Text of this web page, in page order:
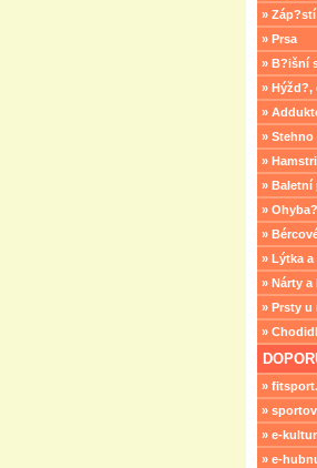
» Záp?stí
» Prsa
» B?išní
» Hýžd?,
»
»
»
» Baletní
»
»
» Lýtka
» Nárty
» Prsty u
»
»
»
» e-
» e-